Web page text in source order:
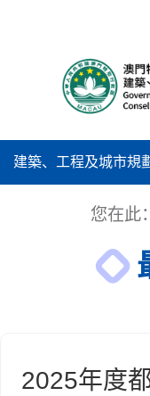
建築、工程及城市規
您在此：
2025年度